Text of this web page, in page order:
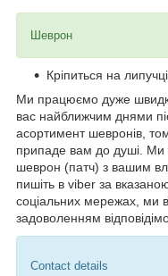
Шеврон
Кріпиться на
Ми працюємо дуже
вас найближчим днями
асортимент шевронів,
припаде вам до душі. Ми
шеврон (патч) з вашим
пишіть в viber за
соціальних мережах, ми
задоволенням
Contact details